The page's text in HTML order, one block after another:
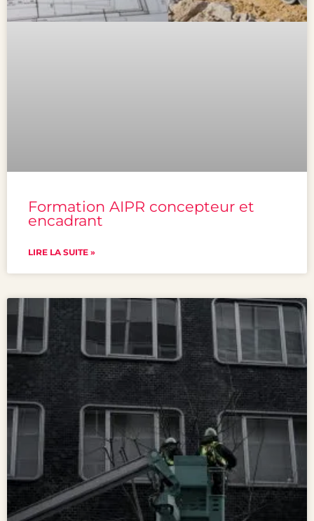
Formation AIPR concepteur et
encadrant
LIRE LA SUITE »